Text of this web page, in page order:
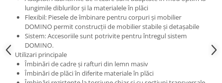
lungimile diblurilor şi la materialele în plăci
Flexibil: Piesele de îmbinare pentru corpuri şi mobilier
DOMINO permit construcţii de mobilier stabile şi detaşabile
Sistem: Accesoriile sunt potrivite pentru întregul sistem
DOMINO.
Utilizari principale
Îmbinări de cadre şi rafturi din lemn masiv
Îmbinări de plăci în diferite materiale în plăci